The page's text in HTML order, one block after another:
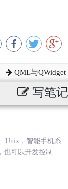
QML与QWidget
写笔记
Unix，智能手机系
也可以开发控制